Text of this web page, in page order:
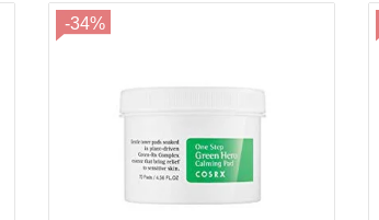
-34%